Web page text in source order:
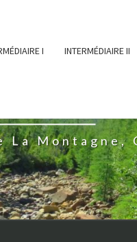
I INTERMÉDIAIRE II
La Montagne,